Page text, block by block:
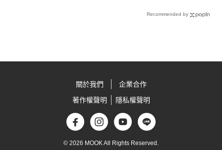
Recommended by
關於我們
企業合作
著作權聲明
隱私權聲明
© 2026 MOOK All Rights Reserved.